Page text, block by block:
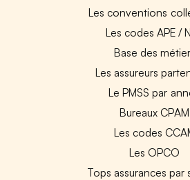
Les conventions
Les codes APE /
Base des
Les assureurs
Le PMSS par
Bureaux CPAM
Les codes
Les OPCO
Tops assurances par